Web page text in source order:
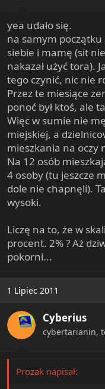
e
r
yea udało się.
na samym początku
siebie i mamę (sit
nakazał użyć tora).
tego czynić, nic nie
Przez te miesiące
ponoć był ktoś, ale
Więc w sumie nie
miejskiej, a
mieszkania na oczy
Na 12 osób
4 osoby (tu jeszcze
dole nie chapnęli).
wysoki.
Liczę na to, że w
procent. 2% ? Aż
pokorni...
1 Lipiec 2011
Cyberius
cybertarianin,
Prozak napisał: